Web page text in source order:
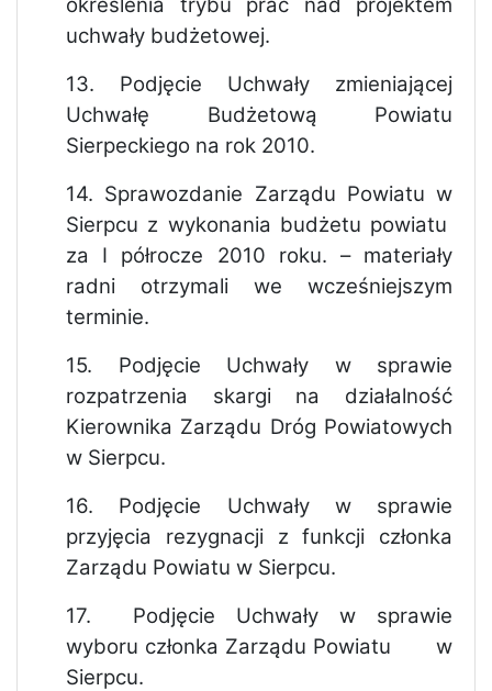
uchwały budżetowej.
13. Podjęcie Uchwały zmieniającej
Uchwałę Budżetową Powiatu
Sierpeckiego na rok 2010.
14. Sprawozdanie Zarządu Powiatu w
Sierpcu z wykonania budżetu powiatu
za I półrocze 2010 roku. – materiały
radni otrzymali we wcześniejszym
terminie.
15. Podjęcie Uchwały w sprawie
rozpatrzenia skargi na działalność
Kierownika Zarządu Dróg Powiatowych
w Sierpcu.
16. Podjęcie Uchwały w sprawie
przyjęcia rezygnacji z funkcji członka
Zarządu Powiatu w Sierpcu.
17.
Podjęcie Uchwały w sprawie
wyboru członka Zarządu Powiatu w
Sierpcu.